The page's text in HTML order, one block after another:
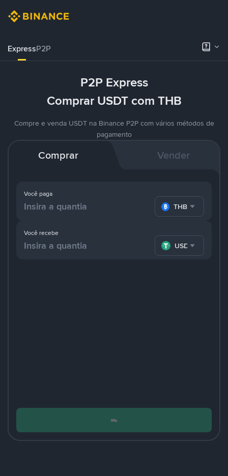
ExpressP2P
P2P Express
Comprar USDT com THB
Compre e venda USDT na Binance P2P com vários métodos de
pagamento
Comprar Vender
Você paga
THB
Você recebe
USDT